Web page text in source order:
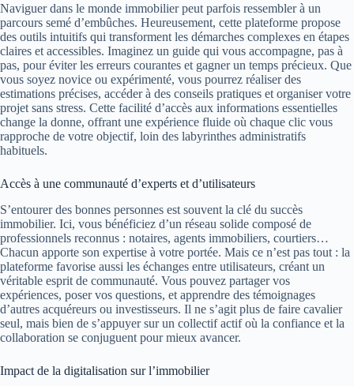
Naviguer dans le monde immobilier peut parfois ressembler à un
parcours semé d’embûches. Heureusement, cette plateforme propose
des outils intuitifs qui transforment les démarches complexes en étapes
claires et accessibles. Imaginez un guide qui vous accompagne, pas à
pas, pour éviter les erreurs courantes et gagner un temps précieux. Que
vous soyez novice ou expérimenté, vous pourrez réaliser des
estimations précises, accéder à des conseils pratiques et organiser votre
projet sans stress. Cette facilité d’accès aux informations essentielles
change la donne, offrant une expérience fluide où chaque clic vous
rapproche de votre objectif, loin des labyrinthes administratifs
habituels.
Accès à une communauté d’experts et d’utilisateurs
S’entourer des bonnes personnes est souvent la clé du succès
immobilier. Ici, vous bénéficiez d’un réseau solide composé de
professionnels reconnus : notaires, agents immobiliers, courtiers…
Chacun apporte son expertise à votre portée. Mais ce n’est pas tout : la
plateforme favorise aussi les échanges entre utilisateurs, créant un
véritable esprit de communauté. Vous pouvez partager vos
expériences, poser vos questions, et apprendre des témoignages
d’autres acquéreurs ou investisseurs. Il ne s’agit plus de faire cavalier
seul, mais bien de s’appuyer sur un collectif actif où la confiance et la
collaboration se conjuguent pour mieux avancer.
Impact de la digitalisation sur l’immobilier